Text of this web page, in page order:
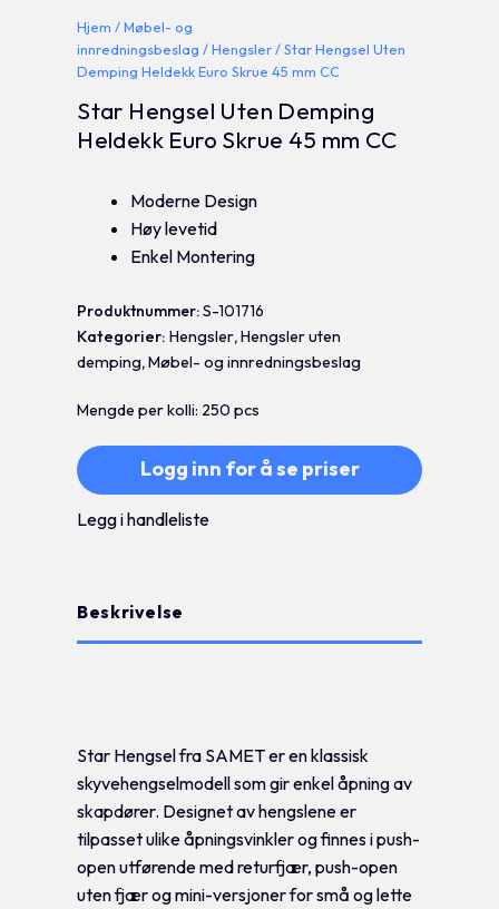
Hjem /Møbel- og
innredningsbeslag /Hengsler/ Star Hengsel Uten
Demping Heldekk Euro Skrue 45 mm CC
Star Hengsel Uten Demping
Heldekk Euro Skrue 45 mm CC
Moderne Design
Høy levetid
Enkel Montering
Produktnummer:S-101716
Kategorier:Hengsler,Hengsler uten
demping,Møbel- og innredningsbeslag
Mengde per kolli: 250 pcs
Logg inn for å se priser
Legg i handleliste
Beskrivelse
Star Hengsel fra SAMET er en klassisk
skyvehengselmodell som gir enkel åpning av
skapdører. Designet av hengslene er
tilpasset ulike åpningsvinkler og finnes i push-
open utførende med returfjær, push-open
uten fjær og mini-versjoner for små og lette